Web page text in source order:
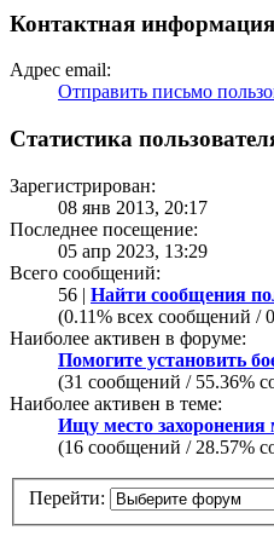
Контактная
Адрес email:
Отправить письмо
Статистика
Зарегистрирован:
08 янв 2013, 20:17
Последнее посещение:
05 апр 2023, 13:29
Всего сообщений:
56 | Найти сообщения
(0.11% всех сообщений /
Наиболее активен в форуме:
Помогите установить
(31 сообщений / 55.36%
Наиболее активен в теме:
Ищу место
(16 сообщений / 28.57%
Перейти: